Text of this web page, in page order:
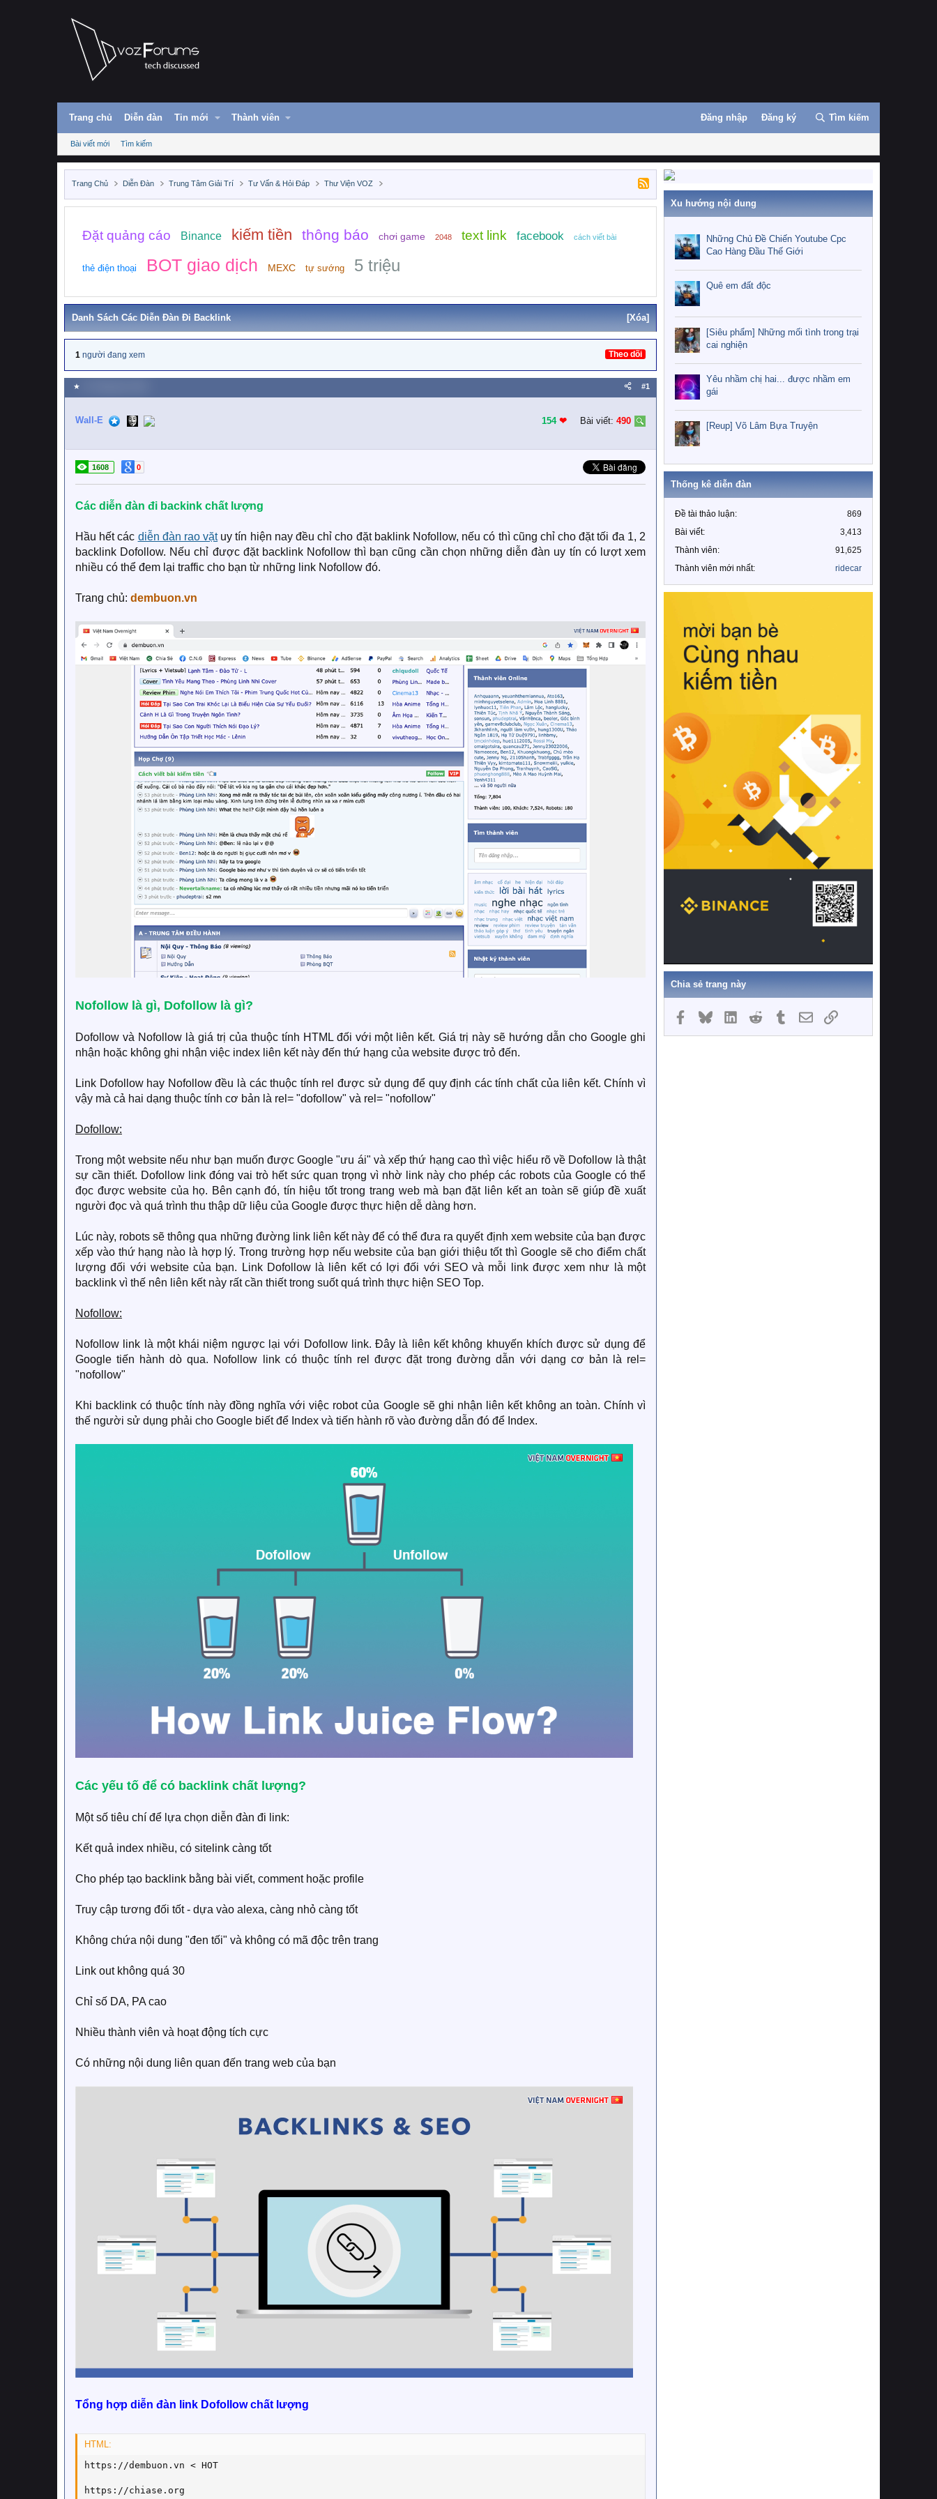
Trang chủ Diễn đàn Tin mới Thành viên Đăng nhập Đăng ký Tìm kiếm
Bài viết mới Tìm kiếm
Trang Chủ Diễn Đàn Trung Tâm Giải Trí Tư Vấn & Hỏi Đáp Thư Viện VOZ
Đặt quảng cáo Binance kiếm tiền thông báo chơi game 2048 text link facebook cách viết bài
thẻ điện thoại BOT giao dịch MEXC tự sướng 5 triệu
Danh Sách Các Diễn Đàn Đi Backlink [Xóa]
1 người đang xem Theo dõi
★ #1
Wall-E 154 ❤︎ Bài viết: 490
1608 0
Các diễn đàn đi backink chất lượng
Hầu hết các diễn đàn rao vặtuy tín hiện nay đều chỉ cho đặt baklink Nofollow, nếu có thì cũng chỉ cho đặt tối đa 1, 2
backlink Dofollow. Nếu chỉ được đặt backlink Nofollow thì bạn cũng cần chọn những diễn đàn uy tín có lượt xem
nhiều có thể đem lại traffic cho bạn từ những link Nofollow đó.
Trang chủ: dembuon.vn
Nofollow là gì, Dofollow là gì?
Dofollow và Nofollow là giá trị của thuộc tính HTML đối với một liên kết. Giá trị này sẽ hướng dẫn cho Google ghi
nhận hoặc không ghi nhận việc index liên kết này đến thứ hạng của website được trỏ đến.
Link Dofollow hay Nofollow đều là các thuộc tính rel được sử dụng để quy định các tính chất của liên kết. Chính vì
vậy mà cả hai dạng thuộc tính cơ bản là rel= "dofollow" và rel= "nofollow"
Dofollow:
Trong một website nếu như bạn muốn được Google "ưu ái" và xếp thứ hạng cao thì việc hiểu rõ về Dofollow là thật
sự cần thiết. Dofollow link đóng vai trò hết sức quan trọng vì nhờ link này cho phép các robots của Google có thể
đọc được website của họ. Bên cạnh đó, tín hiệu tốt trong trang web mà bạn đặt liên kết an toàn sẽ giúp đề xuất
người đọc và quá trình thu thập dữ liệu của Google được thực hiện dễ dàng hơn.
Lúc này, robots sẽ thông qua những đường link liên kết này để có thể đưa ra quyết định xem website của bạn được
xếp vào thứ hạng nào là hợp lý. Trong trường hợp nếu website của bạn giới thiệu tốt thì Google sẽ cho điểm chất
lượng đối với website của bạn. Link Dofollow là liên kết có lợi đối với SEO và mỗi link được xem như là một
backlink vì thế nên liên kết này rất cần thiết trong suốt quá trình thực hiện SEO Top.
Nofollow:
Nofollow link là một khái niệm ngược lại với Dofollow link. Đây là liên kết không khuyến khích được sử dụng để
Google tiến hành dò qua. Nofollow link có thuộc tính rel được đặt trong đường dẫn với dạng cơ bản là rel=
"nofollow"
Khi backlink có thuộc tính này đồng nghĩa với việc robot của Google sẽ ghi nhận liên kết không an toàn. Chính vì
thế người sử dụng phải cho Google biết để Index và tiến hành rõ vào đường dẫn đó để Index.
Các yếu tố để có backlink chất lượng?
Một số tiêu chí để lựa chọn diễn đàn đi link:
Kết quả index nhiều, có sitelink càng tốt
Cho phép tạo backlink bằng bài viết, comment hoặc profile
Truy cập tương đối tốt - dựa vào alexa, càng nhỏ càng tốt
Không chứa nội dung "đen tối" và không có mã độc trên trang
Link out không quá 30
Chỉ số DA, PA cao
Nhiều thành viên và hoạt động tích cực
Có những nội dung liên quan đến trang web của bạn
Tổng hợp diễn đàn link Dofollow chất lượng
HTML:
https://dembuon.vn < HOT
https://chiase.org
Xu hướng nội dung
Những Chủ Đề Chiến Youtube Cpc
Cao Hàng Đầu Thế Giới
Quê em đất độc
[Siêu phẩm] Những mối tình trong trại
cai nghiện
Yêu nhầm chị hai... được nhầm em
gái
[Reup] Võ Lâm Bựa Truyện
Thống kê diễn đàn
Đề tài thảo luận
869
Bài viết
3,413
Thành viên
91,625
Thành viên mới nhất
ridecar
Chia sẻ trang này
Facebook
BlueskyLinkedInReddit TumblrEmailLink